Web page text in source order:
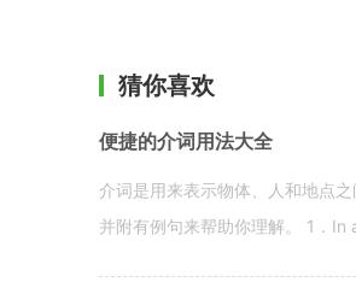
猜你喜欢
便捷的介词用法大全
介词是用来表示物体、人和地点
并附有例句来帮助你理解。 1．